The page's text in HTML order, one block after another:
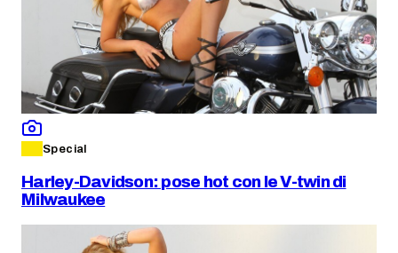
Special
Harley-Davidson: pose hot con le V-twin di
Milwaukee